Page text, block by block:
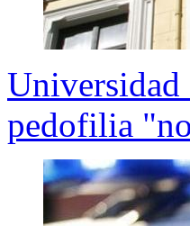
Universidad
pedofilia